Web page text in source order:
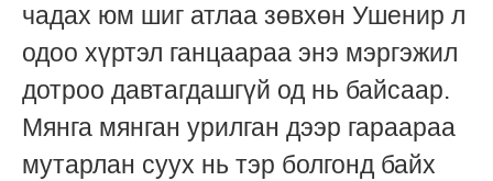
чадах юм шиг атлаа зөвхөн Ушенир л
одоо хүртэл ганцаараа энэ мэргэжил
дотроо давтагдашгүй од нь байсаар.
Мянга мянган урилган дээр гараараа
мутарлан суух нь тэр болгонд байх